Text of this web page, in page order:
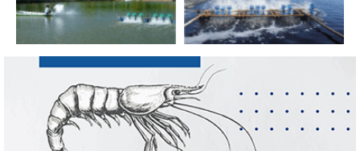
Thuế Mục 301 và bài toán thích ứng của
tôm Việt tại thị...
Góp ý Dự thảo Luật An toàn thực phẩm
(sửa đổi)